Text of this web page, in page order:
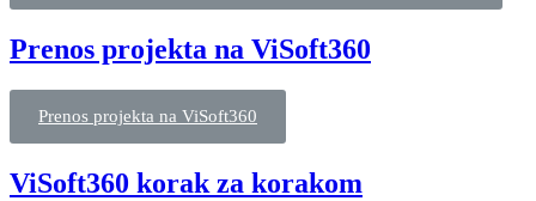
Prenos projekta na ViSoft360
Prenos projekta na ViSoft360
ViSoft360 korak za korakom